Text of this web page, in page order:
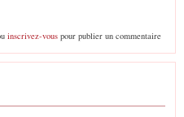
inscrivez-vouspour publier un commentaire